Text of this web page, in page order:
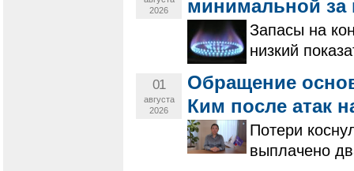
2026
минимальной за
Запасы на
низкий
01
августа
2026
Обращение
Ким после атак
Потери
выплачено